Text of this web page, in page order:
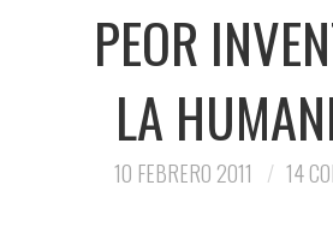
PEOR
LA
10 FEBRERO 2011 14